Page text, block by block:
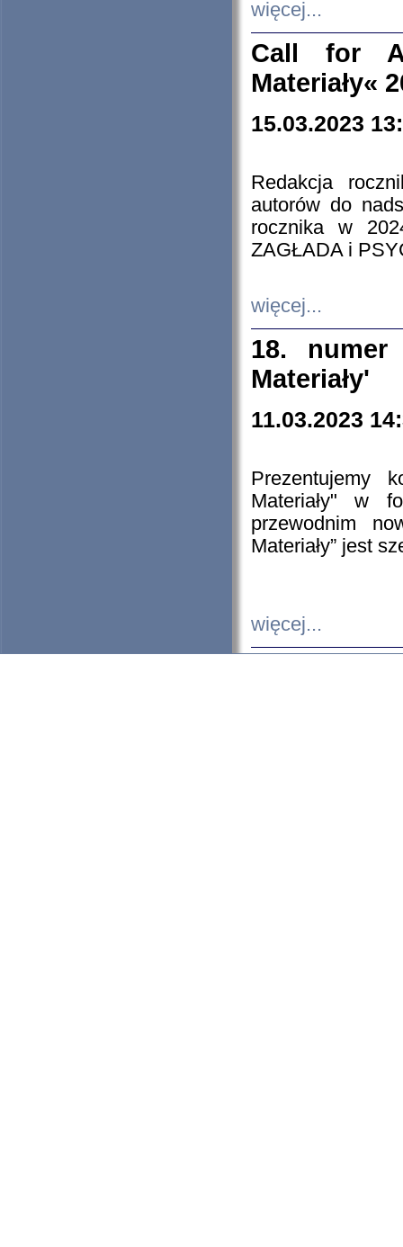
więcej...
Call for
Materiały«
15.03.2023
Redakcja
autorów do
rocznika w
ZAGŁADA i
więcej...
18. numer
Materiały'
11.03.2023
Prezentujemy
Materiały" w
przewodnim
Materiały” jest
więcej...